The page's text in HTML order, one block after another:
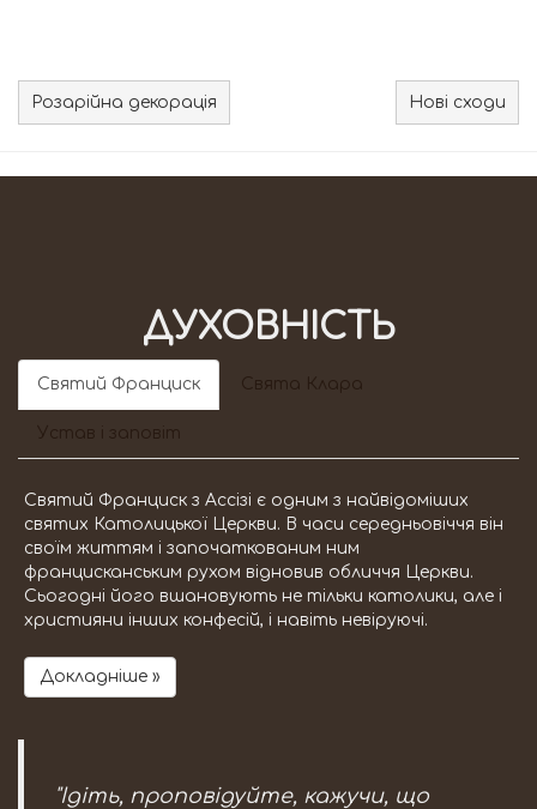
Розарійна декорація Нові сходи
ДУХОВНІСТЬ
Святий Франциск Свята Клара
Устав і заповіт
Святий Франциск з Ассізі є одним з найвідоміших
святих Католицької Церкви. В часи середньовіччя він
своїм життям і започаткованим ним
францисканським рухом відновив обличчя Церкви.
Сьогодні його вшановують не тільки католики, але і
християни інших конфесій, і навіть невіруючі.
Докладніше »
"Ідіть, проповідуйте, кажучи, що